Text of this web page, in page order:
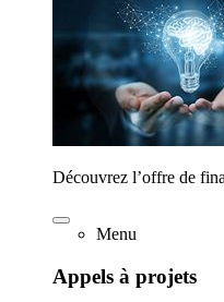
Découvrez l’offre de
Menu
Appels à projets